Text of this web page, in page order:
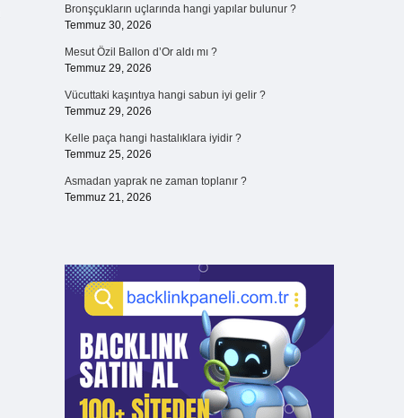
Bronşçukların uçlarında hangi yapılar bulunur ?
Temmuz 30, 2026
Mesut Özil Ballon d’Or aldı mı ?
Temmuz 29, 2026
Vücuttaki kaşıntıya hangi sabun iyi gelir ?
Temmuz 29, 2026
Kelle paça hangi hastalıklara iyidir ?
Temmuz 25, 2026
Asmadan yaprak ne zaman toplanır ?
Temmuz 21, 2026